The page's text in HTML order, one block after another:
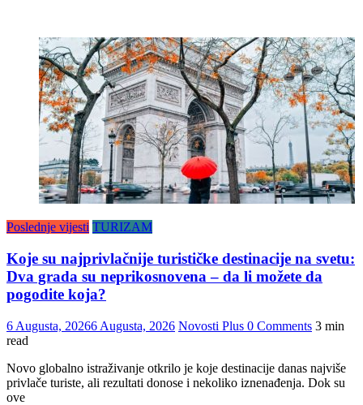
Poslednje vijesti TURIZAM
Koje su najprivlačnije turističke destinacije na svetu:
Dva grada su neprikosnovena – da li možete da
pogodite koja?
6 Augusta, 20266 Augusta, 2026 Novosti Plus 0 Comments 3 min
read
Novo globalno istraživanje otkrilo je koje destinacije danas najviše
privlače turiste, ali rezultati donose i nekoliko iznenađenja. Dok su
ove